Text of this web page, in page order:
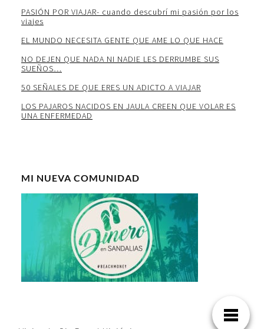
PASIÓN POR VIAJAR- cuando descubrí mi pasión por los
viajes
EL MUNDO NECESITA GENTE QUE AME LO QUE HACE
NO DEJEN QUE NADA NI NADIE LES DERRUMBE SUS
SUEÑOS…
50 SEÑALES DE QUE ERES UN ADICTO A VIAJAR
LOS PAJAROS NACIDOS EN JAULA CREEN QUE VOLAR ES
UNA ENFERMEDAD
MI NUEVA COMUNIDAD